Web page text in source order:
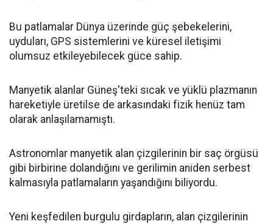
Bu patlamalar Dünya üzerinde güç şebekelerini,
uyduları, GPS sistemlerini ve küresel iletişimi
olumsuz etkileyebilecek güce sahip.
Manyetik alanlar Güneş'teki sıcak ve yüklü plazmanın
hareketiyle üretilse de arkasındaki fizik henüz tam
olarak anlaşılamamıştı.
Astronomlar manyetik alan çizgilerinin bir saç örgüsü
gibi birbirine dolandığını ve gerilimin aniden serbest
kalmasıyla patlamaların yaşandığını biliyordu.
Yeni keşfedilen burgulu girdapların, alan çizgilerinin